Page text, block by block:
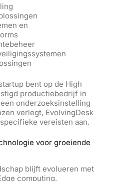
en
bent op de High
productiebedrijf in
onderzoeksinstelling
verlegt, EvolvingDesk
vereisten aan.
voor groeiende
blijft evolueren met
computing,